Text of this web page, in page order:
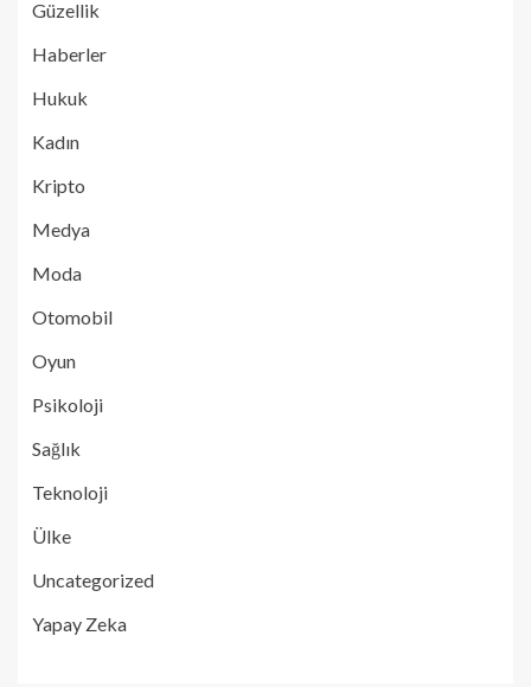
Güzellik
Haberler
Hukuk
Kadın
Kripto
Medya
Moda
Otomobil
Oyun
Psikoloji
Sağlık
Teknoloji
Ülke
Uncategorized
Yapay Zeka